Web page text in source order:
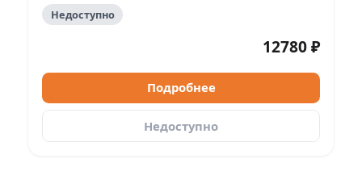
Недоступно
12780 ₽
Подробнее
Недоступно